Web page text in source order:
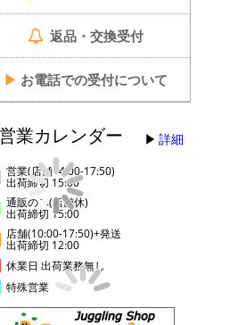
返品・交換受付
▶ お電話での受付について
業カレンダー 詳細
営業(店舗14:00-17:50)
出荷締切 15:00
通販のみ(店舗休)
出荷締切 15:00
店舗(10:00-17:50)+発送
出荷締切 12:00
休業日 出荷業務無し
特殊営業